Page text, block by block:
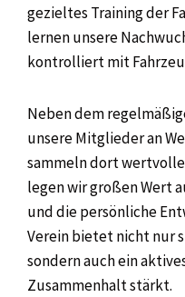
gezieltes Training der
lernen unsere
kontrolliert mit
Neben dem
unsere Mitglieder an
sammeln dort
legen wir großen Wert
und die persönliche
Verein bietet nicht nur
sondern auch ein
Zusammenhalt stärkt.